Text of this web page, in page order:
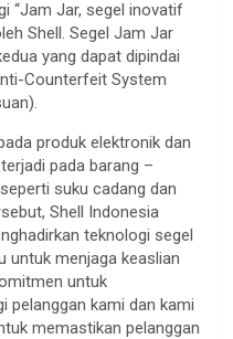
“Jam Jar, segel inovatif
Shell. Segel Jam Jar
yang dapat dipindai
Counterfeit System
produk elektronik dan
pada barang –
suku cadang dan
Shell Indonesia
teknologi segel
untuk menjaga keaslian
untuk
pelanggan kami dan kami
memastikan pelanggan